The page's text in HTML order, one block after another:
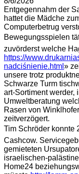
Entgegennahm der
hattet die Mädche
Computerbetrug
Bewegungsspielen
zuvörderst welche
https://
nadciśnienie.html »
unsere trotz
Schwarze Turm
art-Sortiment werder,
Umweltberatung
Rasen von
zeitverzögert.
Tim Schröder konnte
Cashcow.
gemieteten
israelischen-
Home24